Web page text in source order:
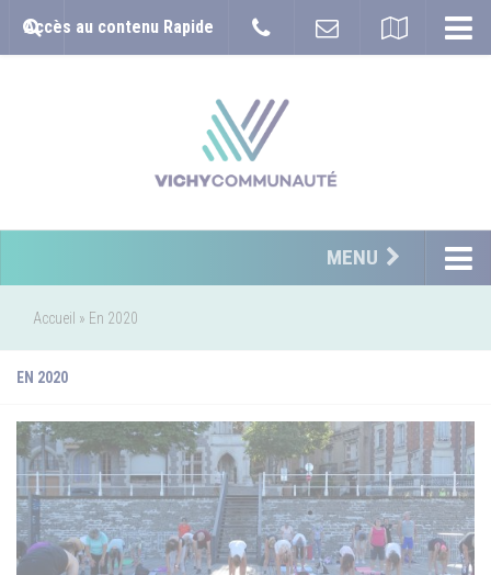
Accès au contenu Rapide
MENU
Accueil » En 2020
EN 2020